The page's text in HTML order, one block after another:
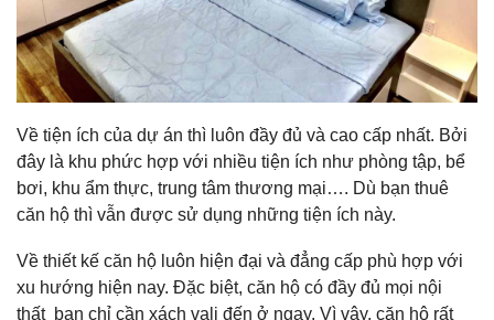
Về tiện ích của dự án thì luôn đầy đủ và cao cấp nhất. Bởi
đây là khu phức hợp với nhiều tiện ích như phòng tập, bể
bơi, khu ẩm thực, trung tâm thương mại…. Dù bạn thuê
căn hộ thì vẫn được sử dụng những tiện ích này.
Về thiết kế căn hộ luôn hiện đại và đẳng cấp phù hợp với
xu hướng hiện nay. Đặc biệt, căn hộ có đầy đủ mọi nội
thất bạn chỉ cần xách vali đến ở ngay. Vì vậy, căn hộ rất